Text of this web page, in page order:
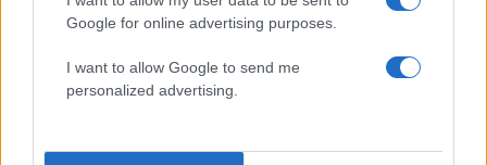
Google for online advertising purposes.
I want to allow Google to send me
personalized advertising.
αντιξοότητες και να ξεπεράσουν τις
«Ενισχύει την ιερή αρχή: Κανείς δεν
μένει πίσω. Αυτή είναι μια κοινή αξία
στην ιστορία και των δύο χωρών μας»,